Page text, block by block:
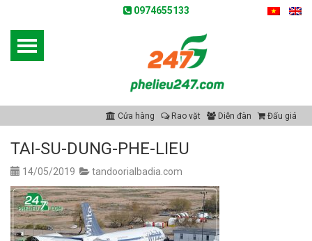
0974655133
Cửa hàng Rao vặt Diễn đàn Đấu giá
TAI-SU-DUNG-PHE-LIEU
14/05/2019 tandoorialbadia.com